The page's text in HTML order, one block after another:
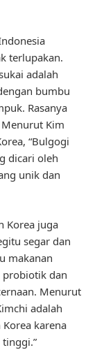
terlupakan.
adalah
bumbu
Rasanya
Kim
“Bulgogi
dicari oleh
unik dan
Korea juga
segar dan
makanan
probiotik dan
Menurut
adalah
karena